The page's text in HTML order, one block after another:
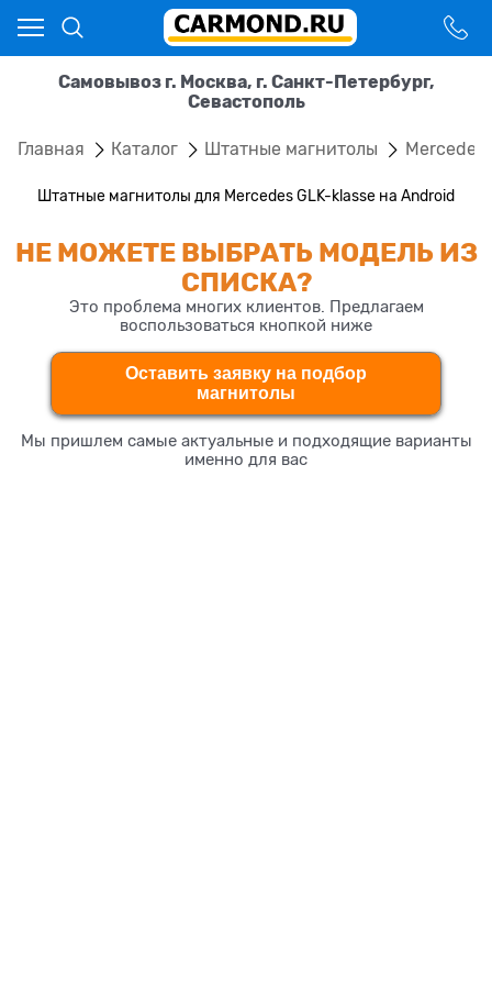
Самовывоз г. Москва, г. Санкт-Петербург,
Севастополь
Главная Каталог Штатные магнитолы Mercedes
Штатные магнитолы для Mercedes GLK-klasse на Android
НЕ МОЖЕТЕ ВЫБРАТЬ МОДЕЛЬ ИЗ
СПИСКА?
Это проблема многих клиентов. Предлагаем
воспользоваться кнопкой ниже
Оставить заявку на подбор
магнитолы
Мы пришлем самые актуальные и подходящие варианты
именно для вас